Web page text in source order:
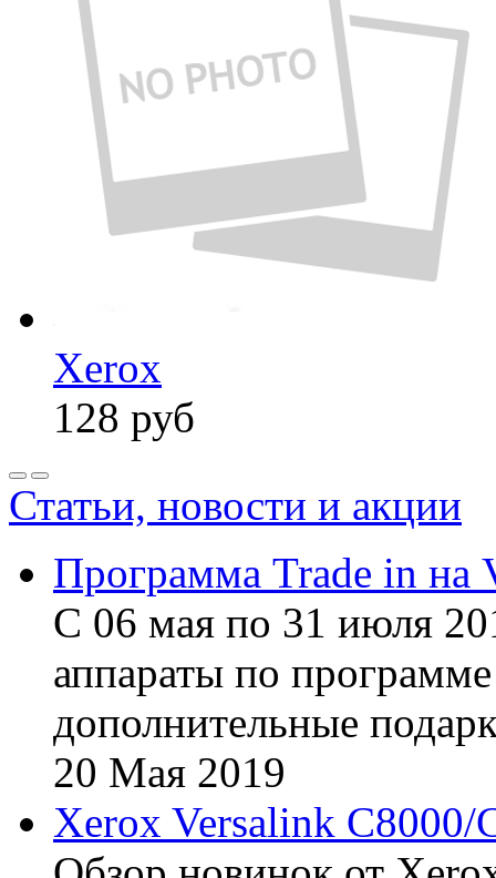
Xerox
128 руб
Статьи, новости и акции
Программа Trade in на
С 06 мая по 31 июля
аппараты по
дополнительные
20 Мая 2019
Xerox Versalink C8000/